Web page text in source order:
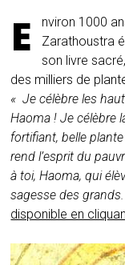
E
nviron 1000
Zarathoustra
son livre
des milliers de
« Je célèbre les
Haoma !Je célèbre
fortifiant, belle
rend l’esprit du
à toi, Haoma, qui
sagesse des
disponible en